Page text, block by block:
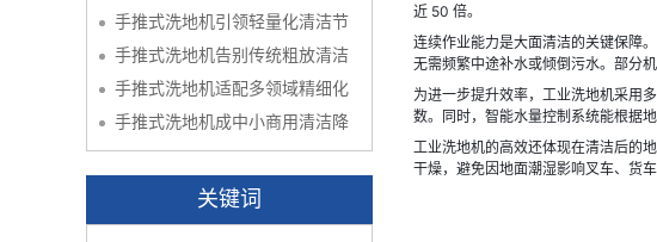
手推式洗地机引领轻量化清洁节
手推式洗地机告别传统粗放清洁
手推式洗地机适配多领域精细化
手推式洗地机成中小商用清洁降
关键词
近 50 倍。
连续作业能力是大面清洁的关键保障
无需频繁中途补水或倾倒污水。部分
为进一步提升效率，工业洗地机采用
数。同时，智能水量控制系统能根据
工业洗地机的高效还体现在清洁后的
干燥，避免因地面潮湿影响叉车、货